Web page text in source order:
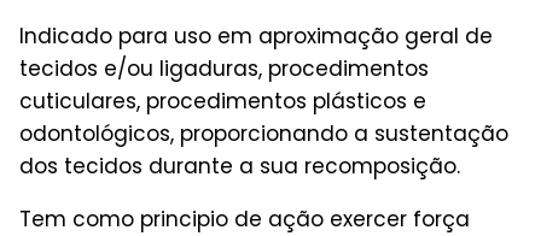
Indicado para uso em aproximação geral de
tecidos e/ou ligaduras, procedimentos
cuticulares, procedimentos plásticos e
odontológicos, proporcionando a sustentação
dos tecidos durante a sua recomposição.
Tem como principio de ação exercer força